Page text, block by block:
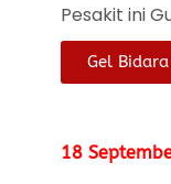
Pesakit ini
Gel
18